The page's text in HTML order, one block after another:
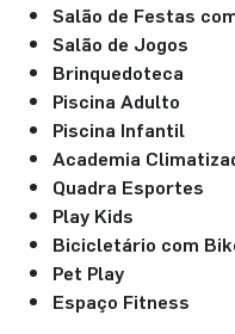
Salão de Festas
Salão de Jogos
Brinquedoteca
Piscina Adulto
Piscina Infantil
Academia
Quadra Esportes
Play Kids
Bicicletário com
Pet Play
Espaço Fitness